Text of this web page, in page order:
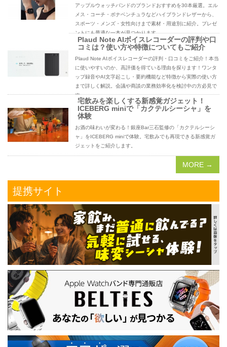
アップルウォッチバンドのブランドおすすめを30本厳選。エル
メス・コーチ・ボナベンチュラなどハイブランドレザーから、
スポーツ・メンズ・女性向けまで素材・用途別に紹介。プレゼ
ントにも最適な一本が見つかります。
Plaud Note AIボイスレコーダーの評判や口
コミは？使い方や特徴についてもご紹介
Plaud Note AIボイスレコーダーの評判・口コミをご紹介！本当
に使いやすいのか、高評価を得ている理由を探ります！ワンタ
ップ録音やAI文字起こし・要約機能など特徴から実際の使い方
まで詳しく解説。会議や商談の業務効率化を検討中の方必見で
す。
宅飲みを楽しくする新感覚ガジェット！
ICEBERG miniで「カクテルシーシャ」を
体験
お酒の味わいが変わる！銀座Bar三石監修の「カクテルシーシ
ャ」をICEBERG miniで体験。宅飲みでも再現できる新感覚ガ
ジェットをご紹介します。
MORE →
提携サイト